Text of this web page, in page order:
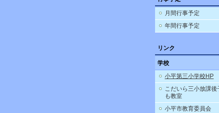
月間行事予定
年間行事予定
リンク
学校
小平第三小学校HP
こだいら三小放課後
も教室
小平市教育委員会